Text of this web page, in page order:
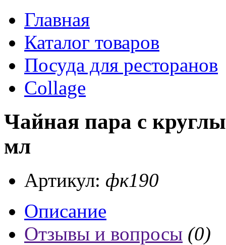
Главная
Каталог товаров
Посуда для ресторанов
Collage
Чайная пара с
мл
Артикул: фк190
Описание
Отзывы и вопросы (0)